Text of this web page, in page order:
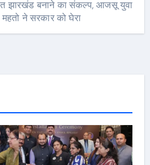
झारखंड बनाने का संकल्प, आजसू युवा
ने सरकार को घेरा